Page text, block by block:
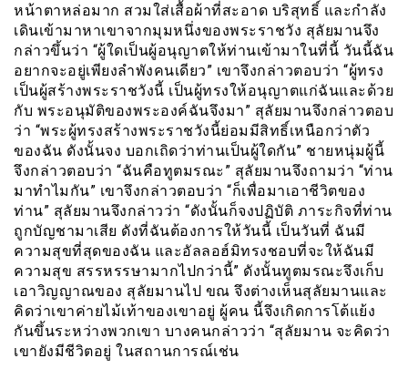
หน้าตาหล่อมาก สวมใส่เสื้อผ้าที่สะอาด บริสุทธิ์ และกำลัง
เดินเข้ามาหาเขาจากมุมหนึ่งของพระราชวัง สุลัยมานจึง
กล่าวขึ้นว่า “ผู้ใดเป็นผู้อนุญาตให้ท่านเข้ามาในที่นี้ วันนี้ฉัน
อยากจะอยู่เพียงลำพังคนเดียว” เขาจึงกล่าวตอบว่า “ผู้ทรง
เป็นผู้สร้างพระราชวังนี้ เป็นผู้ทรงให้อนุญาตแก่ฉันและด้วย
กับ พระอนุมัติของพระองค์ฉันจึงมา” สุลัยมานจึงกล่าวตอบ
ว่า “พระผู้ทรงสร้างพระราชวังนี้ย่อมมีสิทธิ์เหนือกว่าตัว
ของฉัน ดังนั้นจง บอกเถิดว่าท่านเป็นผู้ใดกัน” ชายหนุ่มผู้นี้
จึงกล่าวตอบว่า “ฉันคือทูตมรณะ” สุลัยมานจึงถามว่า “ท่าน
มาทำไมกัน” เขาจึงกล่าวตอบว่า “ก็เพื่อมาเอาชีวิตของ
ท่าน” สุลัยมานจึงกล่าวว่า “ดังนั้นก็จงปฏิบัติ ภาระกิจที่ท่าน
ถูกบัญชามาเสีย ดังที่ฉันต้องการให้วันนี้ เป็นวันที่ ฉันมี
ความสุขที่สุดของฉัน และอัลลอฮ์มิทรงชอบที่จะให้ฉันมี
ความสุข สรรหรรษามากไปกว่านี้” ดังนั้นทูตมรณะจึงเก็บ
เอาวิญญาณของ สุลัยมานไป ขณ จึงต่างเห็นสุลัยมานและ
คิดว่าเขาค่ายไม้เท้าของเขาอยู่ ผู้คน นี้จึงเกิดการโต้แย้ง
กันขึ้นระหว่างพวกเขา บางคนกล่าวว่า “สุลัยมาน จะคิดว่า
เขายังมีชีวิตอยู่ ในสถานการณ์เช่น